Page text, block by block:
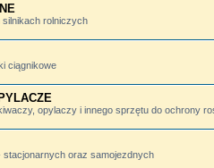
rolniczych
ciągnikowe
opylaczy i innego sprzętu do ochrony
oraz samojezdnych